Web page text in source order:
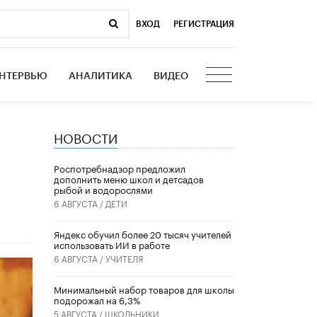
ВХОД РЕГИСТРАЦИЯ
АНАЛИТИКА ВИДЕО
НОВОСТИ
Роспотребнадзор предложил
дополнить меню школ и детсадов
рыбой и водорослями
6 АВГУСТА / ДЕТИ
​Яндекс обучил более 20 тысяч учителей
использовать ИИ в работе
6 АВГУСТА /УЧИТЕЛЯ
Минимальный набор товаров для школы
подорожал на 6,3%
5 АВГУСТА / ШКОЛЬНИКИ